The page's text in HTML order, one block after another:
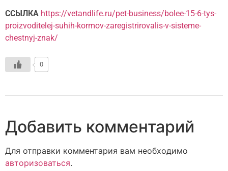
ССЫЛКА https://vetandlife.ru/pet-business/bolee-15-6-tys-
proizvoditelej-suhih-kormov-zaregistrirovalis-v-sisteme-
chestnyj-znak/
0
Добавить комментарий
Для отправки комментария вам необходимо
авторизоваться.